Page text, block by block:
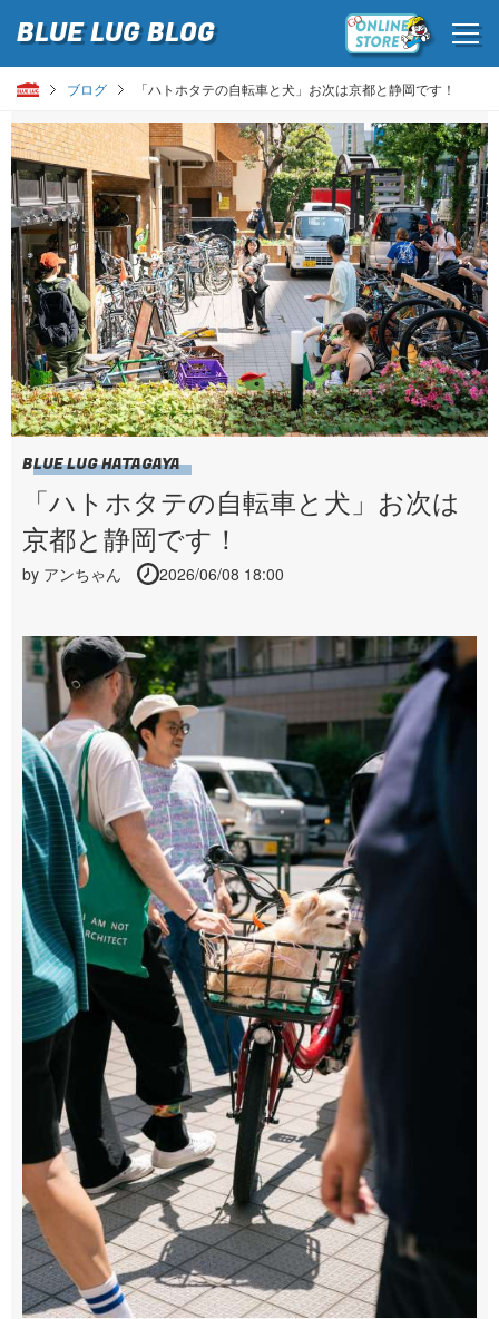
BLUE LUGBLOG
ブログ 「ハトホタテの自転車と犬」お次は京都と静岡です！
BLUE LUG HATAGAYA
「ハトホタテの自転車と犬」お次は
京都と静岡です！
by アンちゃん 2026/06/08 18:00